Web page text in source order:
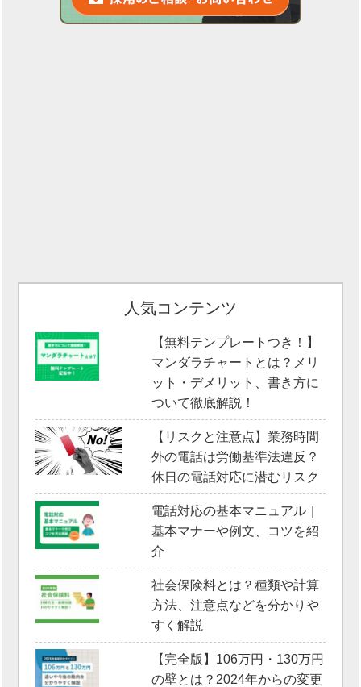
人気コンテンツ
【無料テンプレートつき！】
マンダラチャートとは？メリ
ット・デメリット、書き方に
ついて徹底解説！
【リスクと注意点】業務時間
外の電話は労働基準法違反？
休日の電話対応に潜むリスク
電話対応の基本マニュアル｜
基本マナーや例文、コツを紹
介
社会保険料とは？種類や計算
方法、注意点などを分かりや
すく解説
【完全版】106万円・130万円
の壁とは？2024年からの変更